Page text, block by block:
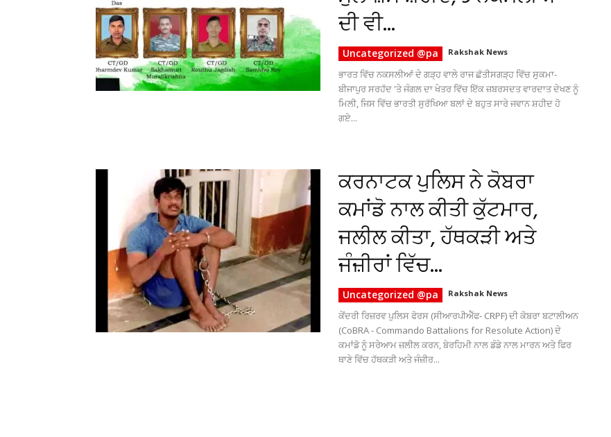
ਦੀ ਵੀ...
Uncategorized @pa Rakshak News
ਭਾਰਤ ਵਿੱਚ ਨਕਸਲੀਆਂ ਦੇ ਗੜ੍ਹ ਵਾਲੇ ਰਾਜ ਛੱਤੀਸਗੜ੍ਹ ਵਿੱਚ ਸੁਕਮਾ-
ਬੀਜਾਪੁਰ ਸਰਹੱਦ 'ਤੇ ਜੰਗਲ ਦਾ ਖੇਤਰ ਵਿੱਚ ਇੱਕ ਜ਼ਬਰਸਦਤ ਵਾਰਦਾਤ ਦੇਖਣ ਨੂੰ
ਮਿਲੀ, ਜਿਸ ਵਿੱਚ ਭਾਰਤੀ ਸੁਰੱਖਿਆ ਬਲਾਂ ਦੇ ਬਹੁਤ ਸਾਰੇ ਜਵਾਨ ਸ਼ਹੀਦ ਹੋ
ਗਏ...
ਕਰਨਾਟਕ ਪੁਲਿਸ ਨੇ ਕੋਬਰਾ
ਕਮਾਂਡੋ ਨਾਲ ਕੀਤੀ ਕੁੱਟਮਾਰ,
ਜਲੀਲ ਕੀਤਾ, ਹੱਥਕੜੀ ਅਤੇ
ਜੰਜ਼ੀਰਾਂ ਵਿੱਚ...
Uncategorized @pa Rakshak News
ਕੇਂਦਰੀ ਰਿਜ਼ਰਵ ਪੁਲਿਸ ਫੋਰਸ (ਸੀਆਰਪੀਐੱਫ- CRPF) ਦੀ ਕੋਬਰਾ ਬਟਾਲੀਅਨ
(CoBRA - Commando Battalions for Resolute Action) ਦੇ
ਕਮਾਂਡੋ ਨੂੰ ਸਰੇਆਮ ਜ਼ਲੀਲ ਕਰਨ, ਬੇਰਹਿਮੀ ਨਾਲ ਡੰਡੇ ਨਾਲ ਮਾਰਨ ਅਤੇ ਫਿਰ
ਥਾਣੇ ਵਿੱਚ ਹੱਥਕੜੀ ਅਤੇ ਜੰਜ਼ੀਰ...